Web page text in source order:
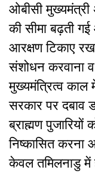
ओबीसी
की सीमा बढ़ती
आरक्षण टिकाए
संशोधन करवाना
मुख्यमंत्रित्व काल
सरकार पर दबाव
ब्राह्मण
निष्कासित करना
केवल तमिलनाडु